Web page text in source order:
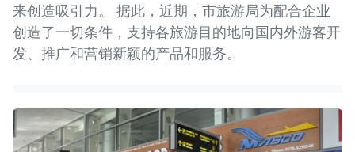
来创造吸引力。 据此，近期，市旅游局为配合企业
创造了一切条件，支持各旅游目的地向国内外游客开
发、推广和营销新颖的产品和服务。